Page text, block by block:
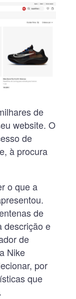
de
website. O
de
à procura
o que a
de
descrição e
de
Nike
por
que